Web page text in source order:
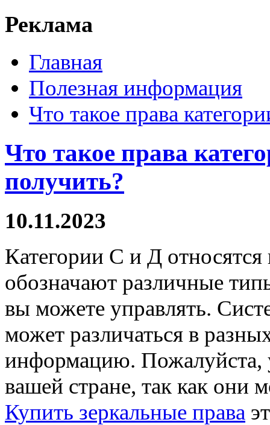
Реклама
Главная
Полезная информация
Что такое права
Что такое права
получить?
10.11.2023
Категории С и Д
обозначают различные
вы можете управлять.
может различаться в
информацию. Пожалуйста,
вашей стране, так как они
Купить зеркальные права